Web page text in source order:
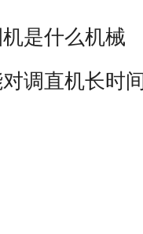
是什么机械
调直机长时